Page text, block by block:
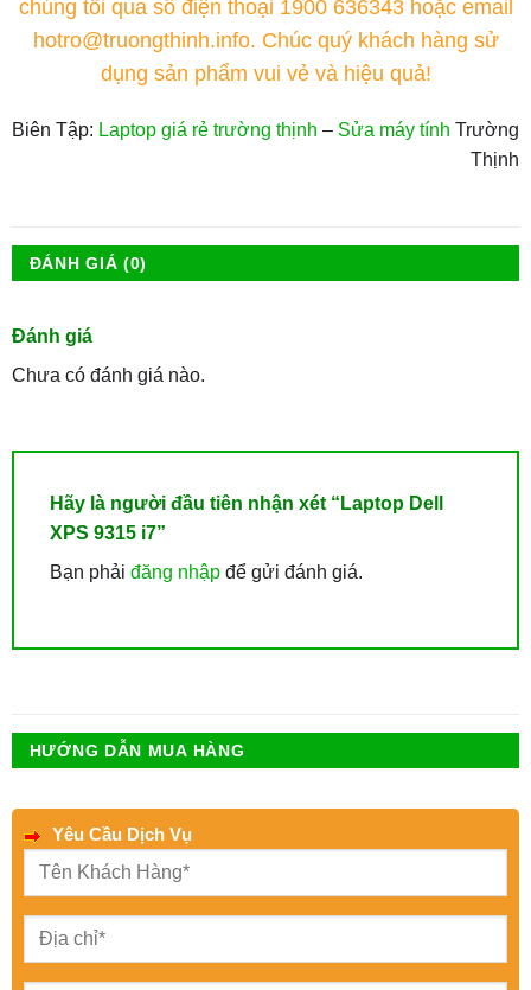
chúng tôi qua số điện thoại 1900 636343hoặc email
hotro@truongthinh.info. Chúc quý khách hàng sử
dụng sản phẩm vui vẻ và hiệu quả!
Biên Tập: Laptop giá rẻ trường thịnh – Sửa máy tính Trường
Thịnh
ĐÁNH GIÁ (0)
Đánh giá
Chưa có đánh giá nào.
Hãy là người đầu tiên nhận xét “Laptop Dell
XPS 9315 i7”
Bạn phải đăng nhậpđể gửi đánh giá.
HƯỚNG DẪN MUA HÀNG
Yêu Cầu Dịch Vụ